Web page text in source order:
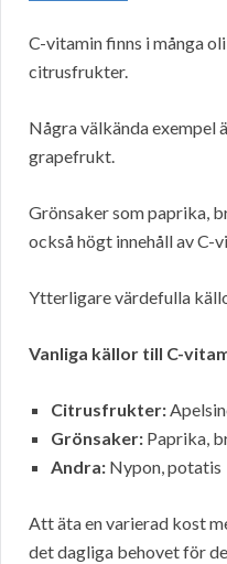
C-vitamin finns i många
citrusfrukter.
Några välkända exempel
grapefrukt.
Grönsaker som paprika,
också högt innehåll av C-
Ytterligare värdefulla
Vanliga källor till C-
Citrusfrukter:
Grönsaker: Paprika,
Andra: Nypon, potatis
Att äta en varierad kost
det dagliga behovet för